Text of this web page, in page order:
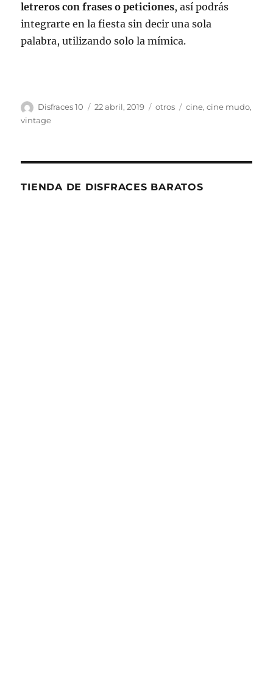
letreros con frases o peticiones, así podrás
integrarte en la fiesta sin decir una sola
palabra, utilizando solo la mímica.
Autor
Disfraces 10
Publicado
22 abril, 2019 Categorías
otros Etiquetas
cine,cine mudo,
vintage
TIENDA DE DISFRACES BARATOS